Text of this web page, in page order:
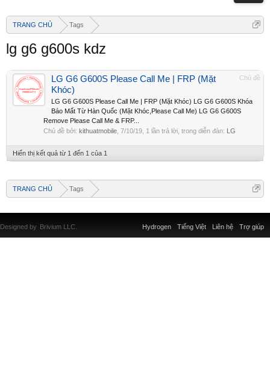
TRANG CHỦ Tags
lg g6 g600s kdz
Chủ đề
LG G6 G600S Please Call Me | FRP (Mặt
Khóc)
LG G6 G600S Please Call Me | FRP (Mặt Khóc) LG G6 G600S Khóa
Báo Mất Từ Hàn Quốc (Mặt Khóc,Please Call Me) LG G6 G600S
Remove Please Call Me & FRP...
Chủ đề bởi: kithuatmobile 7/10/19 , 1 lần trả lời, trong diễn đàn: LG
Hiển thị kết quả từ 1 đến 1 của 1
TRANG CHỦ Tags
Liên hệ Trợ giúp
Hydrogen Tiếng Việt
Designed by Brivium LLC.